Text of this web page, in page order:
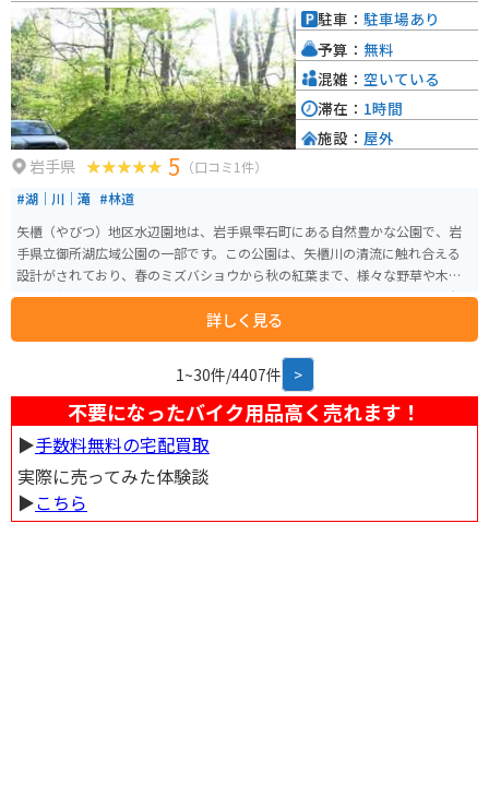
るのがおすすめです。 太平洋を眺めながら、爽快なツーリングを楽しむこと
ができます。 また、道の駅には、バイク専用の駐車スペースも用意されてい
ます。 周辺には、宿泊施設やキャンプ場もあるので、ツーリングの拠点とし
ても最適です。
岩手県 5 （口コミ1件）
#湖｜川｜滝 #林道
矢櫃（やびつ）地区水辺園地は、岩手県雫石町にある自然豊かな公園で、岩
手県立御所湖広域公園の一部です。この公園は、矢櫃川の清流に触れ合える
設計がされており、春のミズバショウから秋の紅葉まで、様々な野草や木々
の花や新緑、紅葉を楽しむことができます。 公園内には、ミズバショウを観
察できるウッドデッキが設置されており、暖かい季節には美しい自然の中で
の散策が楽しめます。公園の美しい景観は、写真撮影のスポットとしても人
ペースが整備されています。
詳しく見る
駐車： 駐車場あり
予算： 無料
混雑： 空いている
滞在： 1時間
施設： 屋外
1~30件/4407件 >
不要になったバイク用品高く売れます！
▶︎手数料無料の宅配買取
実際に売ってみた体験談
▶︎こちら